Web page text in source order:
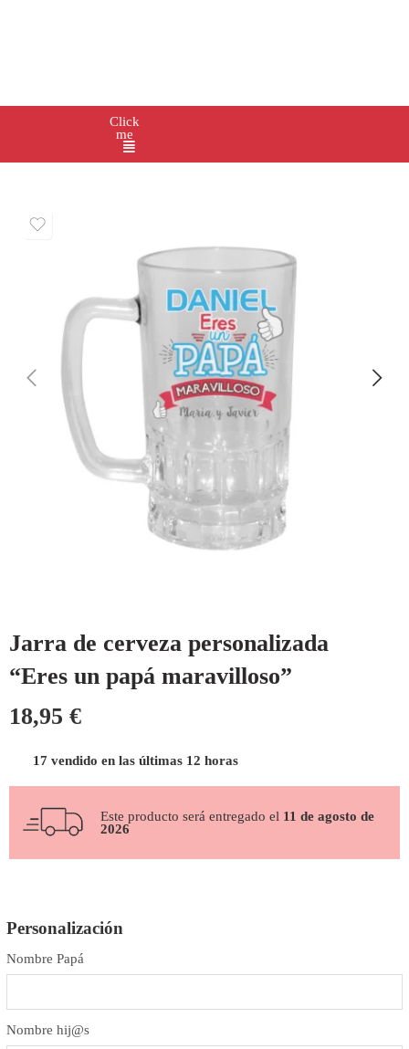
Click
me
Jarra de cerveza personalizada
“Eres un papá maravilloso”
18,95 €
17 vendido en las últimas 12 horas
Este producto será entregado el 11 de agosto de
2026
Personalización
Nombre Papá
Nombre hij@s